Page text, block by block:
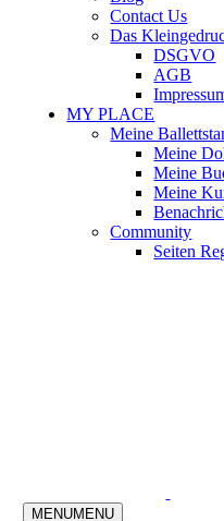
Contact Us
Das
DSGVO
AGB
MY PLACE
Meine
Meine
Meine
Meine
Community
Seiten
MENUMENU